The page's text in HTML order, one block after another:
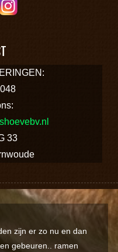
33
zijn er zo nu en dan
gebeuren.. ramen